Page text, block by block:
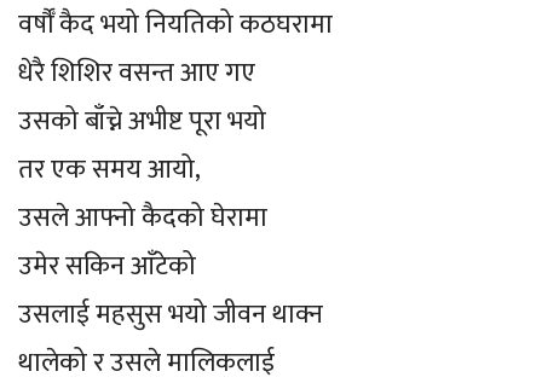
वर्षौँ कैद भयो नियतिको कठघरामा
धेरै शिशिर वसन्त आए गए
उसको बाँच्ने अभीष्ट पूरा भयो
तर एक समय आयो,
उसले आफ्नो कैदको घेरामा
उमेर सकिन आँटेको
उसलाई महसुस भयो जीवन थाक्न
थालेको र उसले मालिकलाई